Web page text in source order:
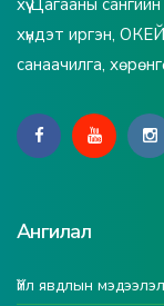
хүү Цагааны
хүндэт иргэн,
санаачилга,
Ангилал
Үйл явдлын мэдээлэл